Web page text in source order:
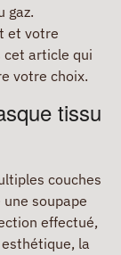
gaz.
et votre
cet article qui
votre choix.
tissu
couches
soupape
effectué,
la